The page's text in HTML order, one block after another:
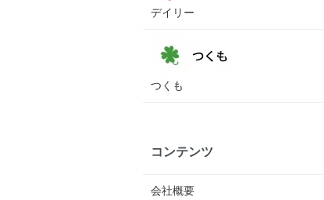
デイリー
つくも
コンテンツ
会社概要